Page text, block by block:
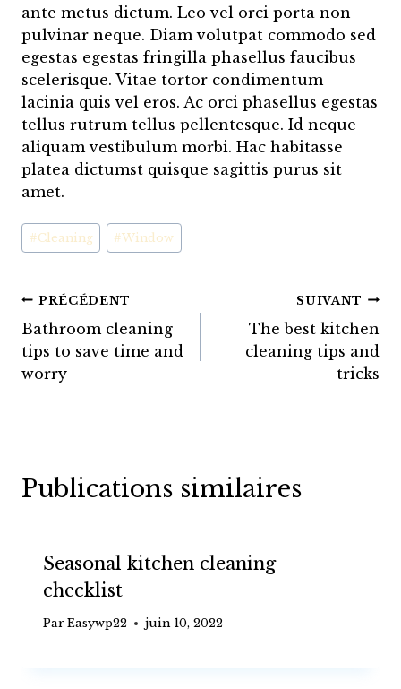
ante metus dictum. Leo vel orci porta non
pulvinar neque. Diam volutpat commodo sed
egestas egestas fringilla phasellus faucibus
scelerisque. Vitae tortor condimentum
lacinia quis vel eros. Ac orci phasellus egestas
tellus rutrum tellus pellentesque. Id neque
aliquam vestibulum morbi. Hac habitasse
platea dictumst quisque sagittis purus sit
amet.
Étiquettes
de
publication :
#Cleaning #Window
Navigation
de
l’article
PRÉCÉDENT
Bathroom cleaning
tips to save time and
worry
SUIVANT
The best kitchen
cleaning tips and
tricks
Publications similaires
Seasonal kitchen cleaning
checklist
Par Easywp22 juin 10, 2022